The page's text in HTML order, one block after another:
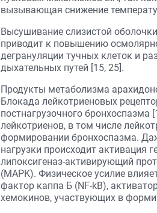
вызывающая снижение
Высушивание слизистой
приводит к повышению
дегрануляции тучных клеток и
дыхательных путей [15, 25].
Продукты метаболизма
Блокада лейкотриеновых
постнагрузочного
лейкотриенов, в том числе
формировании бронхоспазма.
нагрузки происходит активация
липоксигеназ-активирующий
(MAPK). Физическое усилие
фактор каппа Б (NF-kB),
хемокинов, участвующих в